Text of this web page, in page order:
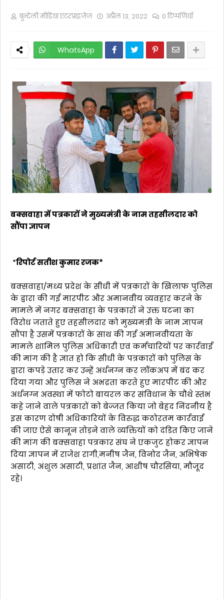
बुन्देली मीडिया एंटरप्राइजेज अप्रैल 13, 2022 0 टिप्पणियाँ
WhatsApp
बक्सवाहा में पत्रकारों ने मुख्यमंत्री के नाम तहसीलदार को
सौंपा ज्ञापन
*रिपोर्ट सतीश कुमार रजक*
बक्सवाहा/मध्य प्रदेश के सीधी में पत्रकारों के खिलाफ पुलिस
के द्वारा की गई मारपीट और अमानवीय व्यवहार करने के
मामले में नगर बक्सवाहा के पत्रकारों ने उक्त घटना का
विरोध जताते हुए तहसीलदार को मुख्यमंत्री के नाम ज्ञापन
सौंपा है उसमें पत्रकारों के साथ की गई अमानवीयता के
मामले शामिल पुलिस अधिकारी एवं कर्मचारियों पर कार्रवाई
की मांग की है ज्ञात हो कि सीधी के पत्रकारों को पुलिस के
द्वारा कपड़े उतार कर उन्हें अर्धनग्न कर लॉकअप में बंद कर
दिया गया और पुलिस ने अभद्रता करते हुए मारपीट की और
अर्धनग्न अवस्था में फोटो बायरल कर संविधान के चौथे स्तंभ
कहे जाने वाले पत्रकारों को बेज्जत किया जो बेहद निंदनीय है
इस कारण दोषी अधिकारियों के विरुद्ध कठोरतम कार्रवाई
की जाए ऐसे कानून तोड़ने वाले व्यक्तियों को दंडित किए जाने
की मांग की बक्सवाहा पत्रकार संघ ने एकजुट होकर ज्ञापन
दिया ज्ञापन में राजेश रागी,मनीष जैन, विनोद जैन, अभिषेक
असाटी, अंशुल असाटी, प्रशांत जैन, आशीष चौरसिया, मौजूद
रहे।